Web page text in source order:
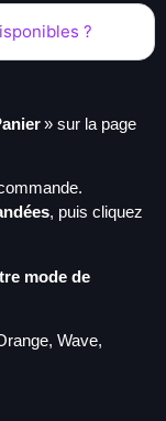
?
» sur la page
, puis cliquez
mode de
Wave,